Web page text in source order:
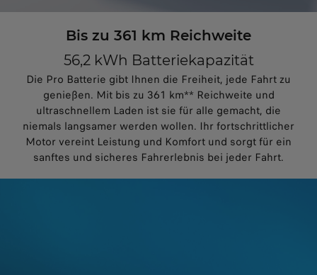
Bis zu 361 km Reichweite
56,2 kWh Batteriekapazität
Die Pro Batterie gibt Ihnen die Freiheit, jede Fahrt zu
genießen. Mit bis zu 361 km** Reichweite und
ultraschnellem Laden ist sie für alle gemacht, die
niemals langsamer werden wollen. Ihr fortschrittlicher
Motor vereint Leistung und Komfort und sorgt für ein
sanftes und sicheres Fahrerlebnis bei jeder Fahrt.